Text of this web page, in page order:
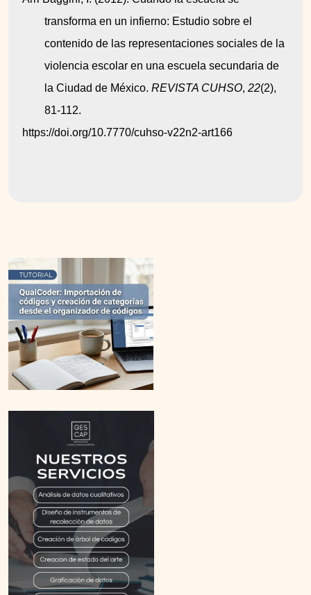
transforma en un infierno: Estudio sobre el
contenido de las representaciones sociales de la
violencia escolar en una escuela secundaria de
la Ciudad de México. REVISTA CUHSO, 22(2),
81-112.
https://doi.org/10.7770/cuhso-v22n2-art166